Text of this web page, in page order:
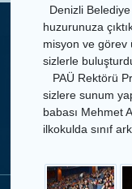
Denizli Belediye
huzurunuza
misyon ve görev
sizlerle
PAÜ Rektörü
sizlere sunum
babası Mehmet
ilkokulda sınıf